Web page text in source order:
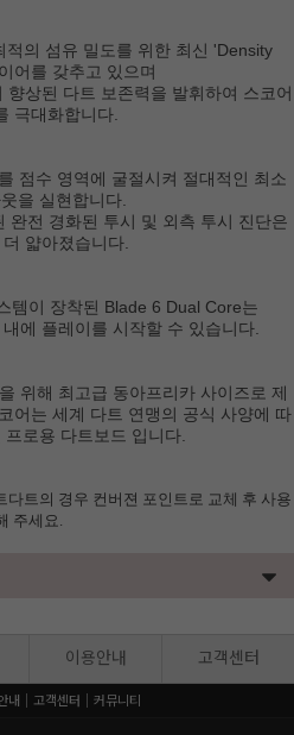
의 섬유 밀도를 위한 최신 'Density
어를 갖추고 있으며
상된 다트 보존력을 발휘하여 스코어
극대화합니다.
점수 영역에 굴절시켜 절대적인 최소
을 실현합니다.
전 경화된 투시 및 외측 투시 진단은
얇아졌습니다.
템이 장착된 Blade 6 Dual Core는
에 플레이를 시작할 수 있습니다.
위해 최고급 동아프리카 사이즈로 제
어는 세계 다트 연맹의 공식 사양에 따
로용 다트보드 입니다.
트의 경우 컨버젼 포인트로 교체 후 사용
주세요.
이용안내 고객센터
내 고객센터 커뮤니티